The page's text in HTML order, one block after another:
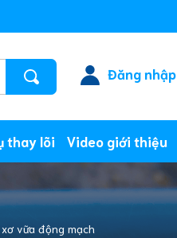
Đăng nhập
thay lõi Video giới thiệu
vữa động mạch